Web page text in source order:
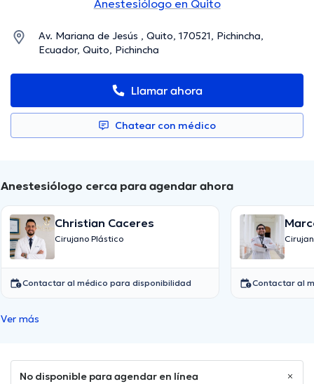
Anestesiólogo en Quito
Av. Mariana de Jesús , Quito, 170521, Pichincha,
Ecuador, Quito, Pichincha
Llamar ahora
Chatear con médico
Anestesiólogo cerca para agendar ahora
Christian Caceres
Cirujano Plástico
Contactar al médico para disponibilidad Contactar al
Ver más
No disponible para agendar en línea